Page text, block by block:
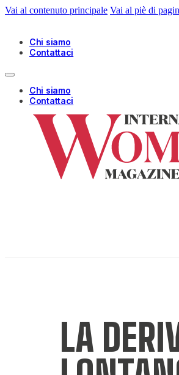
Vai al contenuto principale Vai al piè di
Chi siamo
Contattaci
Chi siamo
Contattaci
LA